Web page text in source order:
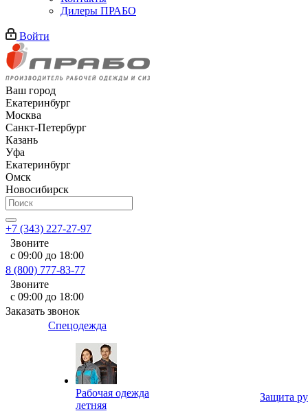
Дилеры ПРАБО
Войти
Ваш город
Екатеринбург
Москва
Санкт-Петербург
Казань
Уфа
Екатеринбург
Омск
Новосибирск
+7 (343) 227-27-97
Звоните
с 09:00 до 18:00
8 (800) 777-83-77
Звоните
с 09:00 до 18:00
Заказать звонок
Спецодежда
Рабочая одежда
летняя
Защита